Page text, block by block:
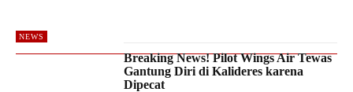
NEWS
Breaking News! Pilot Wings Air Tewas
Gantung Diri di Kalideres karena
Dipecat